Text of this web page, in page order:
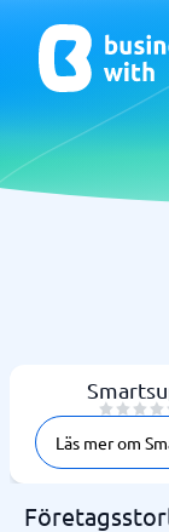
Läs mer om